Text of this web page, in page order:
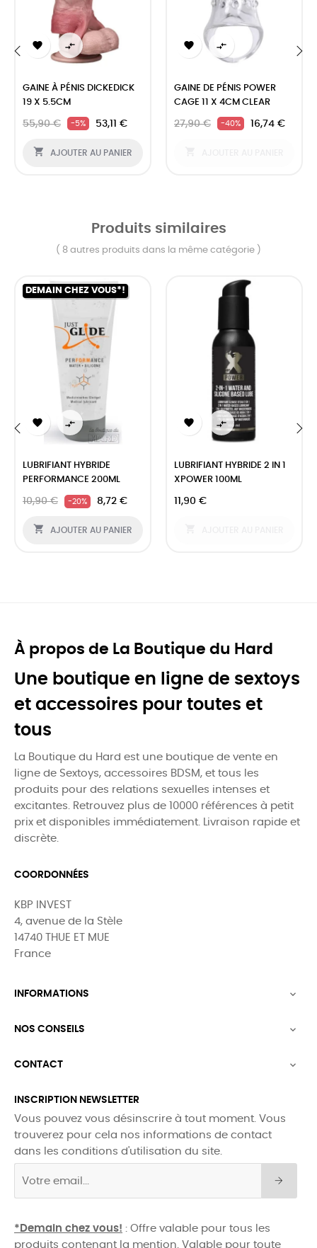
 
GAINE À PÉNIS DICKEDICK
19 X 5.5CM
55,90 € -5% 53,11 €
 AJOUTER AU PANIER
 
GAINE DE PÉNIS POWER
CAGE 11 X 4CM CLEAR
27,90 € -40% 16,74 €
Produits similaires
( 8 autres produits dans la même catégorie )
DEMAIN CHEZ VOUS*!
 
LUBRIFIANT HYBRIDE
PERFORMANCE 200ML
10,90 € -20% 8,72 €
 AJOUTER AU PANIER
 
LUBRIFIANT HYBRIDE 2 IN 1
XPOWER 100ML
11,90 €
À propos de La Boutique du Hard
Une boutique en ligne de sextoys
et accessoires pour toutes et
tous
La Boutique du Hard est une boutique de vente en
ligne de Sextoys, accessoires BDSM, et tous les
produits pour des relations sexuelles intenses et
excitantes. Retrouvez plus de 10000 références à petit
prix et disponibles immédiatement. Livraison rapide et
discrète.
COORDONNÉES
KBP INVEST
4, avenue de la Stèle
14740 THUE ET MUE
France
INFORMATIONS 
NOS CONSEILS 
CONTACT 
INSCRIPTION NEWSLETTER
Vous pouvez vous désinscrire à tout moment. Vous
trouverez pour cela nos informations de contact
dans les conditions d'utilisation du site.
*Demain chez vous! : Offre valable pour tous les
produits contenant la mention. Valable pour toute